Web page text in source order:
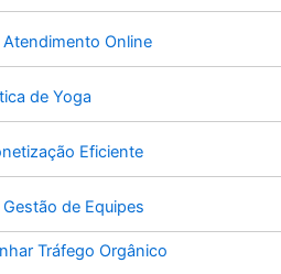
Atendimento Online
de Yoga
Eficiente
de Equipes
Tráfego Orgânico